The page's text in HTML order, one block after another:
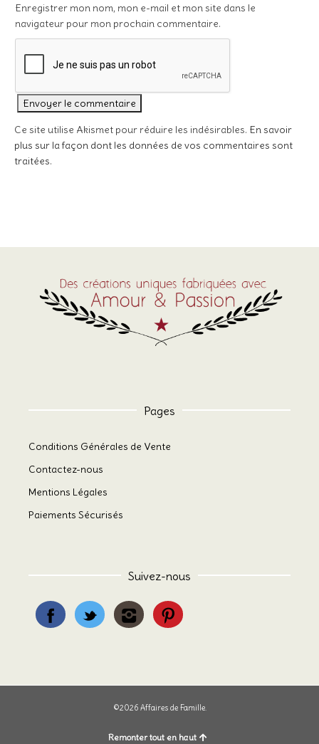
Enregistrer mon nom, mon e-mail et mon site dans le
navigateur pour mon prochain commentaire.
Ce site utilise Akismet pour réduire les indésirables. En savoir
plus sur la façon dont les données de vos commentaires sont
traitées.
Pages
Conditions Générales de Vente
Contactez-nous
Mentions Légales
Paiements Sécurisés
Suivez-nous
©2026 Affaires de Famille.
Remonter tout en haut